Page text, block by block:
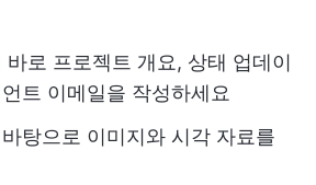
바로 프로젝트 개요, 상태 업데이
트 이메일을 작성하세요
탕으로 이미지와 시각 자료를